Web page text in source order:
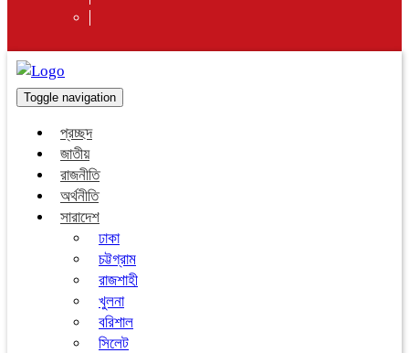
Toggle navigation
প্রচ্ছদ
জাতীয়
রাজনীতি
অর্থনীতি
সারাদেশ
ঢাকা
চট্টগ্রাম
রাজশাহী
খুলনা
বরিশাল
সিলেট